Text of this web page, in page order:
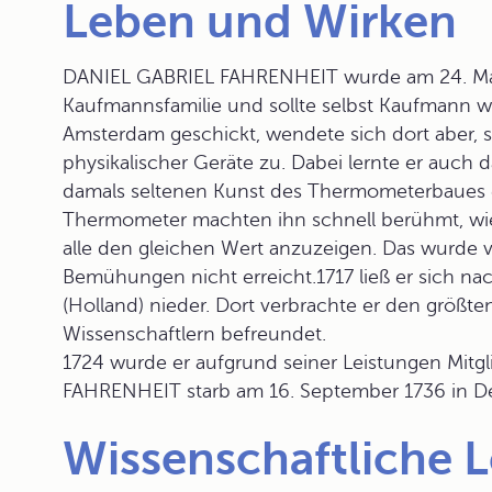
Leben und Wirken
DANIEL GABRIEL FAHRENHEIT wurde am 24.
Kaufmannsfamilie und sollte selbst Kaufmann
Amsterdam geschickt, wendete sich dort
physikalischer Geräte zu. Dabei lernte er auch
damals seltenen Kunst des Thermometerbaues
Thermometer machten ihn schnell berühmt,
alle den gleichen Wert anzuzeigen. Das
Bemühungen nicht erreicht.1717 ließ er sich
(Holland) nieder. Dort verbrachte er den
Wissenschaftlern befreundet.
1724 wurde er aufgrund seiner Leistungen
FAHRENHEIT starb am 16. September 1736 in
Wissenschaftliche